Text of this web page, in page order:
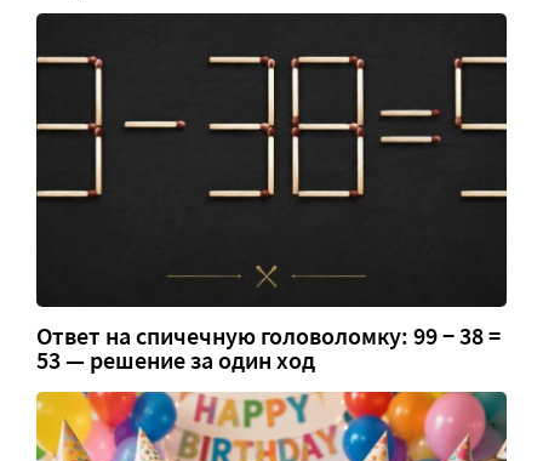
Ответ на спичечную головоломку: 99 − 38 =
53 — решение за один ход